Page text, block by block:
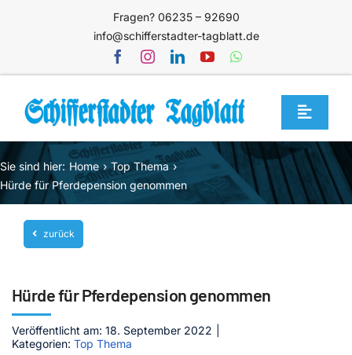
Fragen? 06235 – 92690
info@schifferstadter-tagblatt.de
Toggle
Home
Themen
Blog
Unternehmen
Mediathek
Jetzt abonnieren
Sie sind hier: Home
Top Thema
Hürde für Pferdepension genommen
zurück
Hürde für Pferdepension genommen
Veröffentlicht am: 18. September 2022
Kategorien: Top Thema